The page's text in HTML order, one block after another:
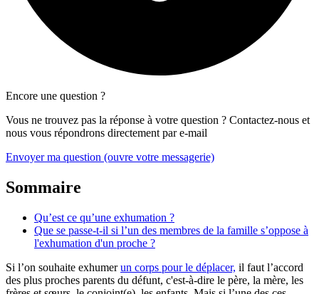
Encore une question ?
Vous ne trouvez pas la réponse à votre question ? Contactez-nous et
nous vous répondrons directement par e-mail
Envoyer ma question (ouvre votre messagerie)
Sommaire
Qu’est ce qu’une exhumation ?
Que se passe-t-il si l’un des membres de la famille s’oppose à
l'exhumation d'un proche ?
Si l’on souhaite exhumerun corps pour le déplacer, il faut l’accord
des plus proches parents du défunt, c'est-à-dire le père, la mère, les